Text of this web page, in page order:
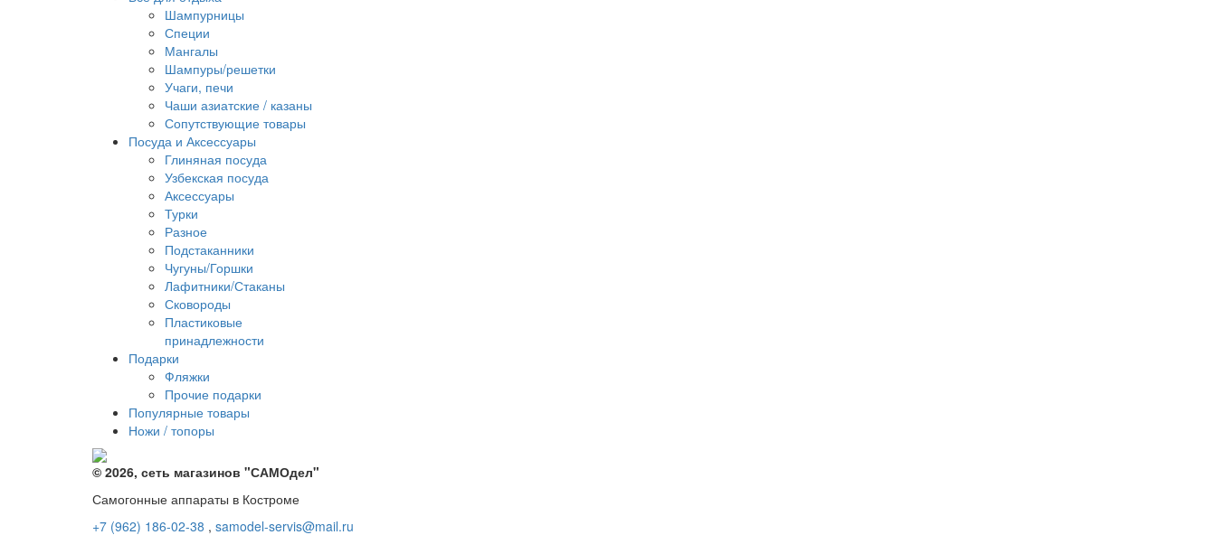
Шампурницы
Специи
Мангалы
Шампуры/решетки
Учаги, печи
Чаши азиатские / казаны
Сопутствующие товары
Посуда и Аксессуары
Глиняная посуда
Узбекская посуда
Аксессуары
Турки
Разное
Подстаканники
Чугуны/Горшки
Лафитники/Стаканы
Сковороды
Пластиковые
принадлежности
Подарки
Фляжки
Прочие подарки
Популярные товары
Ножи / топоры
© 2026, сеть магазинов "САМОдел"
Самогонные аппараты в Костроме
+7 (962) 186-02-38 , samodel-servis@mail.ru